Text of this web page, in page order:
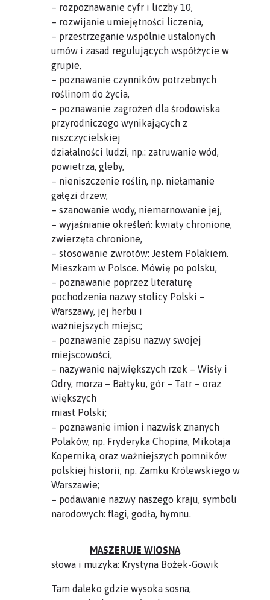
– rozpoznawanie cyfr i liczby 10,
– rozwijanie umiejętności liczenia,
– przestrzeganie wspólnie ustalonych
umów i zasad regulujących współżycie w
grupie,
– poznawanie czynników potrzebnych
roślinom do życia,
– poznawanie zagrożeń dla środowiska
przyrodniczego wynikających z
niszczycielskiej
działalności ludzi, np.: zatruwanie wód,
powietrza, gleby,
– nieniszczenie roślin, np. niełamanie
gałęzi drzew,
– szanowanie wody, niemarnowanie jej,
– wyjaśnianie określeń: kwiaty chronione,
zwierzęta chronione,
– stosowanie zwrotów: Jestem Polakiem.
Mieszkam w Polsce. Mówię po polsku,
– poznawanie poprzez literaturę
pochodzenia nazwy stolicy Polski –
Warszawy, jej herbu i
ważniejszych miejsc;
– poznawanie zapisu nazwy swojej
miejscowości,
– nazywanie największych rzek – Wisły i
Odry, morza – Bałtyku, gór – Tatr – oraz
większych
miast Polski;
– poznawanie imion i nazwisk znanych
Polaków, np. Fryderyka Chopina, Mikołaja
Kopernika, oraz ważniejszych pomników
polskiej historii, np. Zamku Królewskiego w
Warszawie;
– podawanie nazwy naszego kraju, symboli
narodowych: flagi, godła, hymnu.
MASZERUJE WIOSNA
słowa i muzyka: Krystyna Bożek-Gowik
Tam daleko gdzie wysoka sosna,